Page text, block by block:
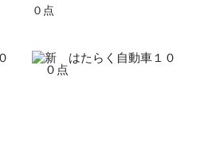
０点